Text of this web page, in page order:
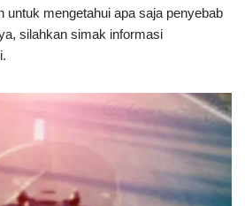
untuk mengetahui apa saja penyebab
silahkan simak informasi